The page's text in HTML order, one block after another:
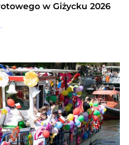
w Giżycku 2026